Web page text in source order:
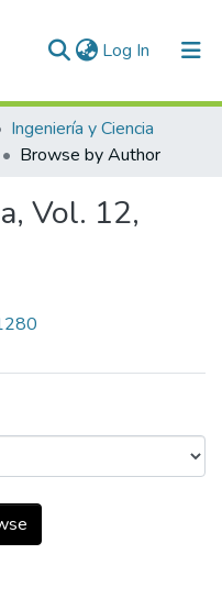
Log In (current)
Ingeniería y Ciencia
Browse by Author
Vol. 12,
Vol. 12,